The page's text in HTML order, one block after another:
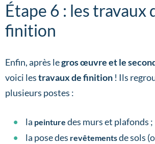
Étape 6 : les travaux
finition
Enfin, après legros œuvre et le
voici lestravaux de finition ! Ils
plusieurs postes :
la peinture des murs et plafonds ;
la pose des revêtementsde sols